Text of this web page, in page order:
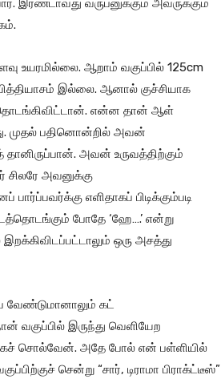
இரண்டாவது வருபனுக்கும் அவருக்கும்
உயரமில்லை. ஆறாம் வகுப்பில் 125cm
இல்லை. ஆனால் குச்சியாக
தொடங்கிவிட்டான். என்ன தான் ஆள்
முதல் பதினொன்றில் அவன்
தானிருப்பான். அவன் உருவத்திற்கும்
சிலரே அவனுக்கு
எளிதாகப் பிடிக்கும்படி
போதே ‘ஹே….’ என்று
ஒரு அசத்து
வேண்டுமானாலும் கட்
வகுப்பில் இருந்து வெளியேற
சொல்வேன். அதே போல் என் பள்ளியில்
சென்று “சார், டிராமா பிராக்ட்டீஸ்”